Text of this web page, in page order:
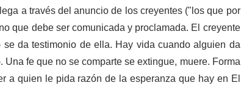
a través del anuncio de los creyentes ("los que por
que debe ser comunicada y proclamada. El creyente
da testimonio de ella. Hay vida cuando alguien da
fe que no se comparte se extingue, muere. Forma
a quien le pida razón de la esperanza que hay en El